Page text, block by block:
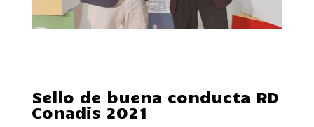
Sello de buena conducta RD
Conadis 2021